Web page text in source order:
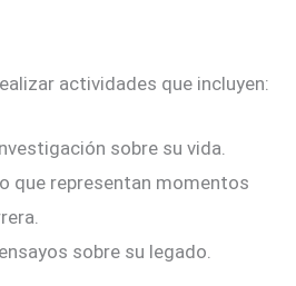
actividades que incluyen:
sobre su vida.
que representan momentos
sobre su legado.